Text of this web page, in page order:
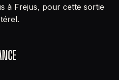
à Frejus, pour cette sortie